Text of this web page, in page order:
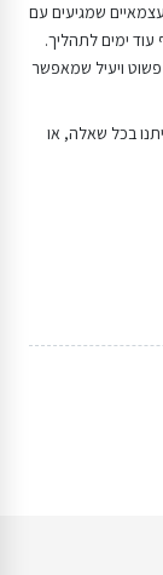
שמגיעים עם
ימים לתהליך.
ויעיל שמאפשר
בכל שאלה, או